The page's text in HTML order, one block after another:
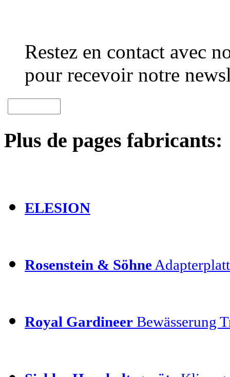
Restez en contact avec
pour recevoir notre
Plus de pages fabricants:
ELESION
Rosenstein & Söhne
Royal Gardineer Bewässerung